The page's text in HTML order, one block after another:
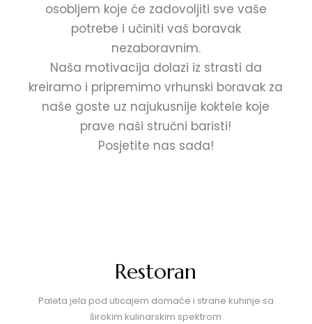
osobljem koje će zadovoljiti sve vaše
potrebe i učiniti vaš boravak
nezaboravnim.
Naša motivacija dolazi iz strasti da
kreiramo i pripremimo vrhunski boravak za
naše goste uz najukusnije koktele koje
prave naši stručni baristi!
Posjetite nas sada!
Restoran
Paleta jela pod uticajem domaće i strane kuhinje sa
širokim kulinarskim spektrom